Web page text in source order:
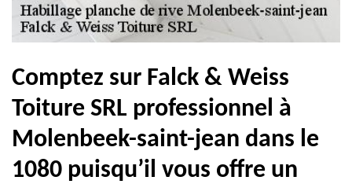
Comptez sur Falck & Weiss
Toiture SRL professionnel à
Molenbeek-saint-jean dans le
1080 puisqu’il vous offre un